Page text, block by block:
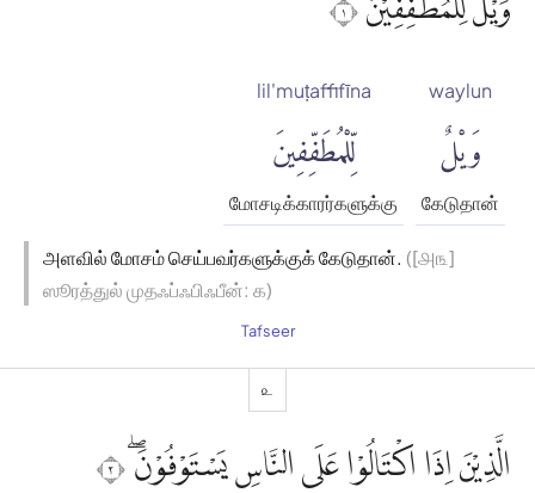
waylun
وَيْلٌ
கேடுதான்
lil'muṭaffifīna
لِّلْمُطَفِّفِينَ
மோசடிக்காரர்களுக்கு
அளவில் மோசம் செய்பவர்களுக்குக் கேடுதான். ([௮௩]
ஸூரத்துல் முதஃப்ஃபிஃபீன்: ௧)
Tafseer
௨
الَّذِيْنَ اِذَا اكْتَالُوْا عَلَى النَّاسِ يَسْتَوْفُوْنَۖ ٢